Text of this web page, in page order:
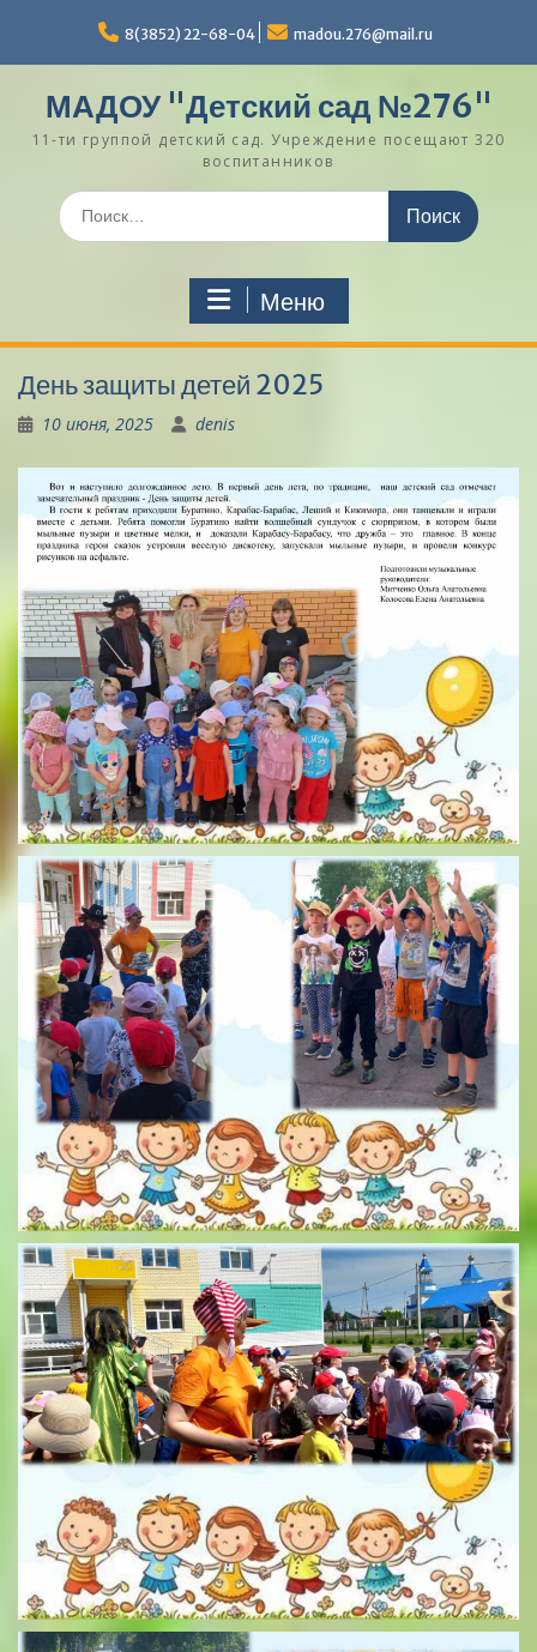
содержимому
8(3852) 22-68-04 madou.276@mail.ru
МАДОУ "Детский сад №276"
11-ти группой детский сад. Учреждение посещают 320
воспитанников
Поиск
по:
Меню
День защиты детей 2025
10 июня, 2025 denis